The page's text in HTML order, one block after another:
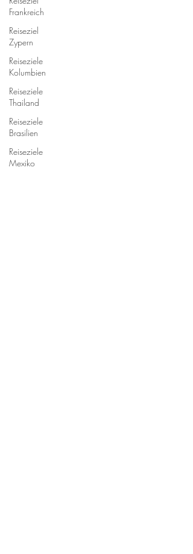
Frankreich
Reiseziel
Zypern
Reiseziele
Kolumbien
Reiseziele
Thailand
Reiseziele
Brasilien
Reiseziele
Mexiko